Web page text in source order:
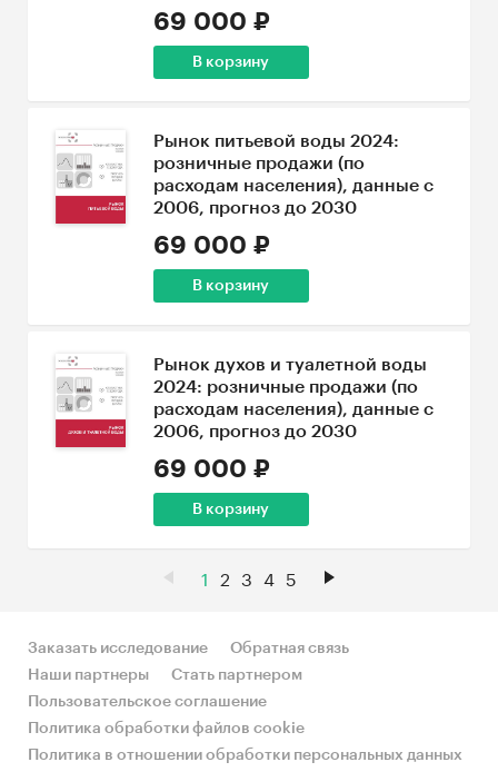
69 000 ₽
В корзину
Рынок питьевой воды 2024:
розничные продажи (по
расходам населения), данные с
2006, прогноз до 2030
69 000 ₽
В корзину
Рынок духов и туалетной воды
2024: розничные продажи (по
расходам населения), данные с
2006, прогноз до 2030
69 000 ₽
В корзину
1 2 3 4 5
Заказать исследование
Обратная связь
Наши партнеры
Стать партнером
Пользовательское соглашение
Политика обработки файлов cookie
Политика в отношении обработки персональных данных